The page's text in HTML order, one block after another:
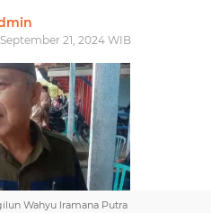
21, 2024 WIB
Wahyu Iramana Putra